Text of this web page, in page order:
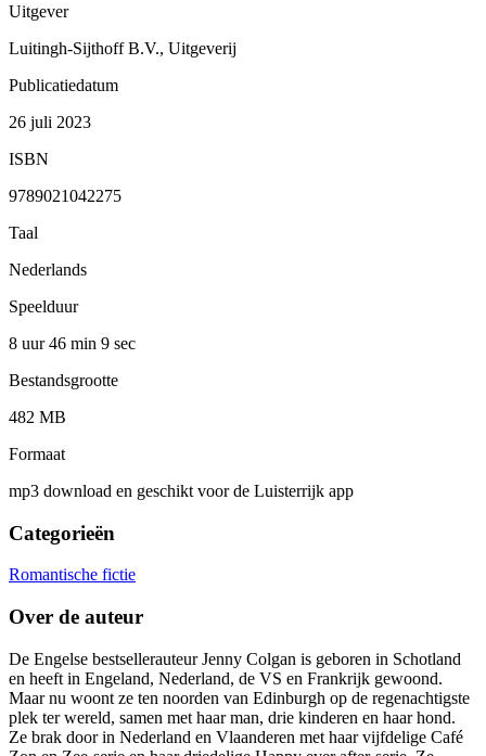
Uitgever
Luitingh-Sijthoff B.V., Uitgeverij
Publicatiedatum
26 juli 2023
ISBN
9789021042275
Taal
Nederlands
Speelduur
8 uur 46 min 9 sec
Bestandsgrootte
482 MB
Formaat
mp3 download en geschikt voor de Luisterrijk app
Categorieën
Romantische fictie
Over de auteur
De Engelse bestsellerauteur Jenny Colgan is geboren in Schotland
en heeft in Engeland, Nederland, de VS en Frankrijk gewoond.
Maar nu woont ze ten noorden van Edinburgh op de regenachtigste
plek ter wereld, samen met haar man, drie kinderen en haar hond.
Ze brak door in Nederland en Vlaanderen met haar vijfdelige Café